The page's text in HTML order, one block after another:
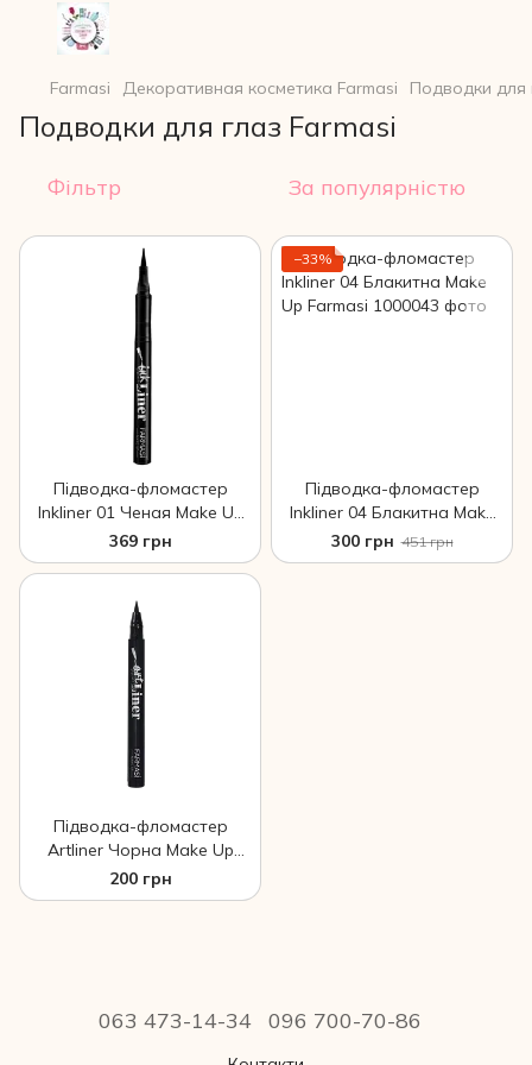
Farmasi Декоративная косметика Farmasi Подводки для
Подводки для глаз Farmasi
Фільтр За популярністю
Підводка-фломастер
Inkliner 01 Ченая Make Up
Farmasi
369 грн
−33%
Підводка-фломастер
Inkliner 04 Блакитна Make
Up Farmasi
300 грн 451 грн
Підводка-фломастер
Artliner Чорна Make Up
Farmasi
200 грн
063 473-14-34 096 700-70-86